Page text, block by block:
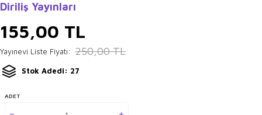
Diriliş Yayınları
155,00 TL
Yayınevi Liste Fiyatı: 250,00TL
Stok Adedi: 27
ADET